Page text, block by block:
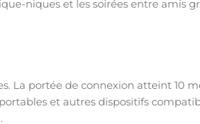
niques et les soirées entre amis
La portée de connexion atteint 10
et autres dispositifs